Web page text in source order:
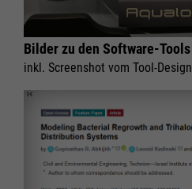
Bilder zu den Software-Tools
inkl. Screenshot vom Tool-Design